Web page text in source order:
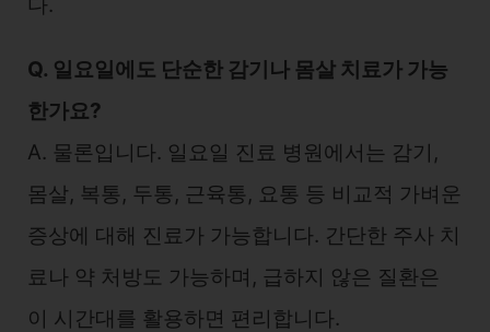
Q. 일요일에도 단순한 감기나 몸살 치료가 가능
한가요?
A. 물론입니다. 일요일 진료 병원에서는 감기,
몸살, 복통, 두통, 근육통, 요통 등 비교적 가벼운
증상에 대해 진료가 가능합니다. 간단한 주사 치
료나 약 처방도 가능하며, 급하지 않은 질환은
이 시간대를 활용하면 편리합니다.